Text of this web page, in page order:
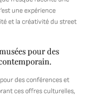
une expérience
et la créativité du street
pour des
des conférences et
ces offres culturelles,